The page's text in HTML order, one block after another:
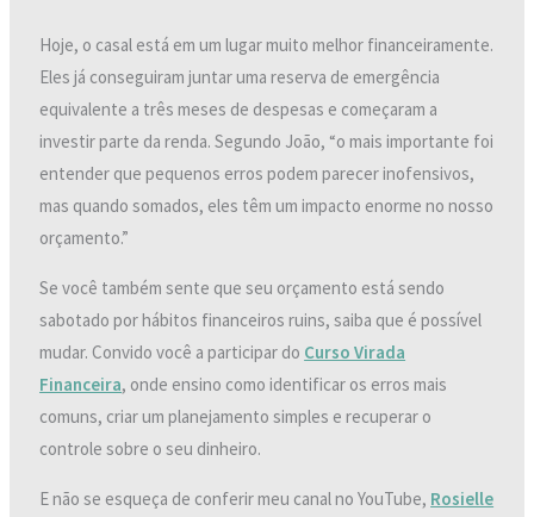
Hoje, o casal está em um lugar muito melhor financeiramente.
Eles já conseguiram juntar uma reserva de emergência
equivalente a três meses de despesas e começaram a
investir parte da renda. Segundo João, “o mais importante foi
entender que pequenos erros podem parecer inofensivos,
mas quando somados, eles têm um impacto enorme no nosso
orçamento.”
Se você também sente que seu orçamento está sendo
sabotado por hábitos financeiros ruins, saiba que é possível
mudar. Convido você a participar do Curso Virada
Financeira, onde ensino como identificar os erros mais
comuns, criar um planejamento simples e recuperar o
controle sobre o seu dinheiro.
E não se esqueça de conferir meu canal no YouTube, Rosielle